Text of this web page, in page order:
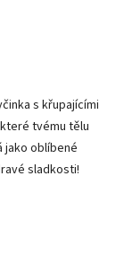
s křupajícími
tvému tělu
jako oblíbené
sladkosti!